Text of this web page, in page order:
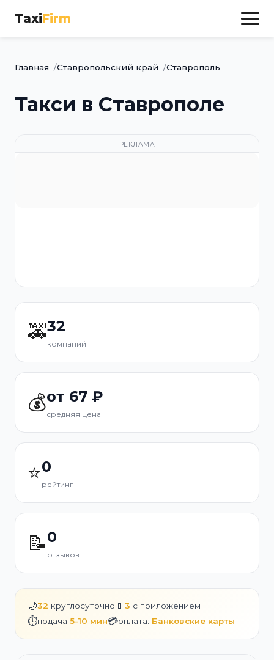
TaxiFirm
Главная Ставропольский край Ставрополь
Такси в Ставрополе
РЕКЛАМА
🚕32
компаний
💰от 67 ₽
средняя цена
⭐0
рейтинг
📝0
отзывов
🌙32 круглосуточно 📱 3 с приложением
⏱️подача 5-10 мин💳оплата: Банковские карты